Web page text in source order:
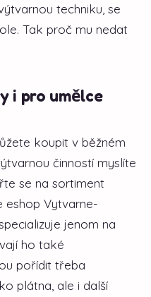
techniku, se
Tak proč mu nedat
i pro umělce
koupit v běžném
činností myslíte
se na sortiment
eshop Vytvarne-
jenom na
ho také
pořídit třeba
plátna, ale i další